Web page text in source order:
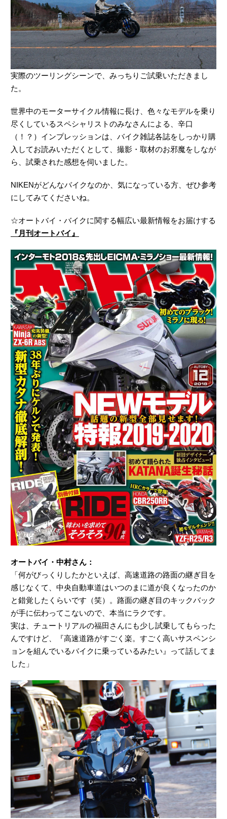
実際のツーリングシーンで、みっちりご試乗いただきまし
た。
世界中のモーターサイクル情報に長け、色々なモデルを乗り
尽くしているスペシャリストのみなさんによる、辛口
（！？）インプレッションは、バイク雑誌各誌をしっかり購
入してお読みいただくとして、撮影・取材のお邪魔をしなが
ら、試乗された感想を伺いました。
NIKENがどんなバイクなのか、気になっている方、ぜひ参考
にしてみてくださいね。
☆オートバイ・バイクに関する幅広い最新情報をお届けする
『月刊オートバイ』
オートバイ・中村さん：
「何がびっくりしたかといえば、高速道路の路面の継ぎ目を
感じなくて、中央自動車道はいつのまに道が良くなったのか
と錯覚したくらいです（笑）。路面の継ぎ目のキックバック
が手に伝わってこないので、本当にラクです。
実は、チュートリアルの福田さんにも少し試乗してもらった
んですけど、『高速道路がすごく楽。すごく高いサスペンシ
ョンを組んでいるバイクに乗っているみたい』って話してま
した」